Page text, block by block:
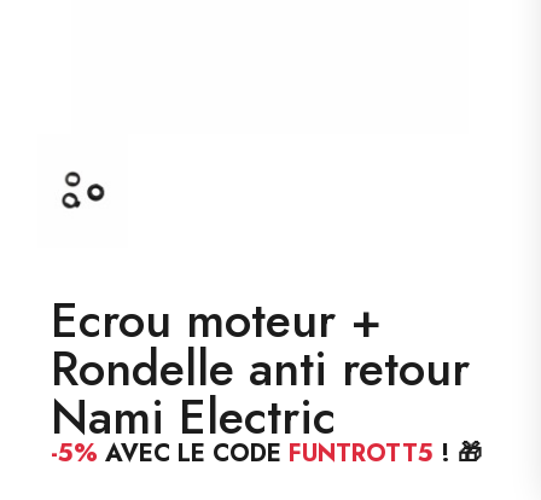
Ecrou moteur +
Rondelle anti retour
Nami Electric
-5% AVEC LE CODE FUNTROTT5 ! 🎁